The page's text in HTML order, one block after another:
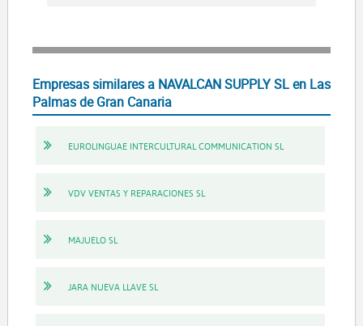
Empresas similares a NAVALCAN SUPPLY SL en Las
Palmas de Gran Canaria
EUROLINGUAE INTERCULTURAL COMMUNICATION SL
VDV VENTAS Y REPARACIONES SL
MAJUELO SL
JARA NUEVA LLAVE SL